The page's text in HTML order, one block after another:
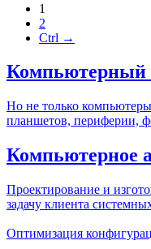
1
2
Ctrl →
Компьютерный
Но не только
планшетов, периферии,
Компьютерное
Проектирование и
задачу клиента
Оптимизация